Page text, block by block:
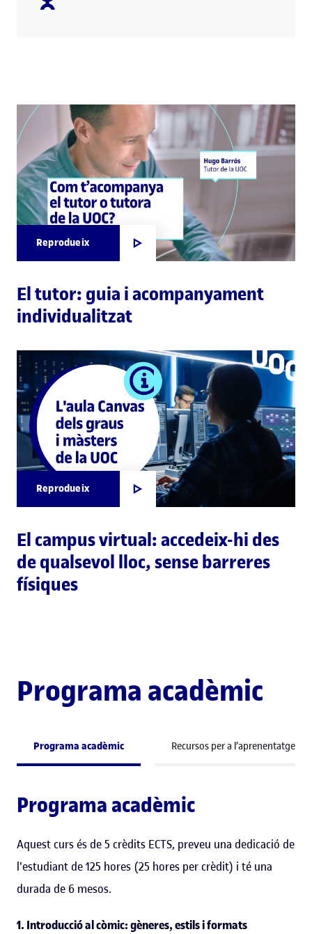
Reprodueix
El tutor: guia i acompanyament
individualitzat
Reprodueix
El campus virtual: accedeix-hi des
de qualsevol lloc, sense barreres
físiques
Programa acadèmic
Programa acadèmic Recursos per a l’aprenentatge
Programa acadèmic
Aquest curs és de 5 crèdits ECTS, preveu una dedicació de
l'estudiant de 125 hores (25 hores per crèdit) i té una
durada de 6 mesos.
1. Introducció al còmic: gèneres, estils i formats